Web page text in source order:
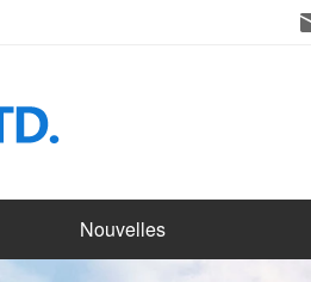
Nouvelles